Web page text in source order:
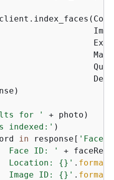
for '
+ photo)
indexed:' )
in response[
Face ID: '
+
Location: {}' . format
Image ID: {}' . format